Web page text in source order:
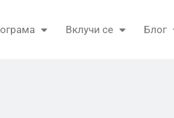
Вклучи се Блог